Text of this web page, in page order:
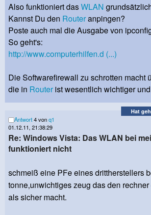
Also funktioniert dasWLAN
Kannst Du den Routeranpingen?
Poste auch mal die Ausgabe von
So geht's:
http://www.computerhilfen.d (...)
Die Softwarefirewall zu schrotten macht
die in Router ist wesentlich wichtiger
Hat
Antwort4 vonq1
01.12.11, 21:38:29
Re: Windows Vista: Das WLAN bei
funktioniert nicht
schmeiß eine PFe eines drittherstellers
tonne,unwichtiges zeug das den
als sicher macht.